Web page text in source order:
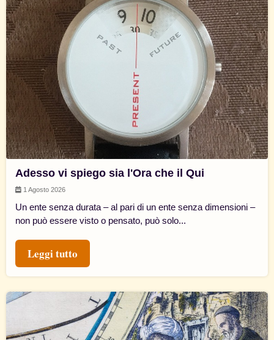
Adesso vi spiego sia l'Ora che il Qui
1 Agosto 2026
Un ente senza durata – al pari di un ente senza dimensioni –
non può essere visto o pensato, può solo...
Leggi tutto